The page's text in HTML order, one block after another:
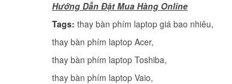
Hướng Dẫn Đặt Mua Hàng Online
Tags: thay bàn phím laptop giá bao nhiêu,
thay bàn phím laptop Acer,
thay bàn phím laptop Toshiba,
thay bàn phím laptop Vaio,